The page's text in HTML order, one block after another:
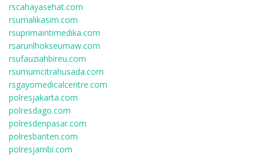
rscahayasehat.com
rsumalikasim.com
rsuprimaintimedika.com
rsarunlhokseumaw.com
rsufauziahbireu.com
rsumumcitrahusada.com
rsgayomedicalcentre.com
polresjakarta.com
polresdago.com
polresdenpasar.com
polresbanten.com
polresjambi.com